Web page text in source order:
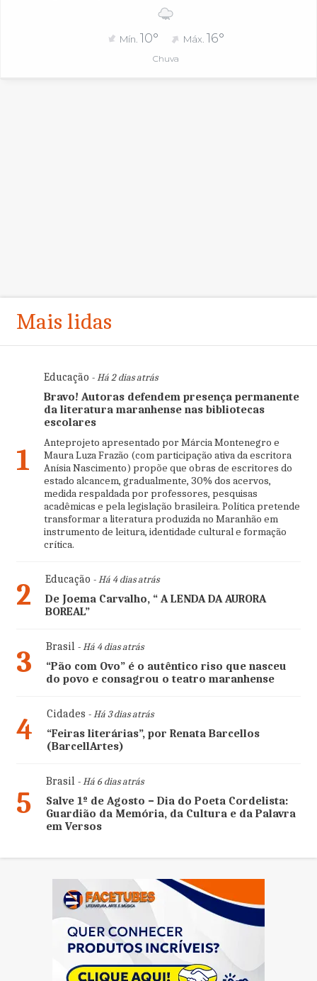
Mín. 10° Máx. 16°
Chuva
Mais lidas
1
Educação - Há 2 dias atrás
Bravo! Autoras defendem presença permanente
da literatura maranhense nas bibliotecas
escolares
Anteprojeto apresentado por Márcia Montenegro e
Maura Luza Frazão (com participação ativa da escritora
Anísia Nascimento) propõe que obras de escritores do
estado alcancem, gradualmente, 30% dos acervos,
medida respaldada por professores, pesquisas
acadêmicas e pela legislação brasileira. Política pretende
transformar a literatura produzida no Maranhão em
instrumento de leitura, identidade cultural e formação
crítica.
2 Educação - Há 4 dias atrás
De Joema Carvalho, “ A LENDA DA AURORA
BOREAL”
3 Brasil- Há 4 dias atrás
“Pão com Ovo” é o autêntico riso que nasceu
do povo e consagrou o teatro maranhense
4 Cidades - Há 3 dias atrás
“Feiras literárias”, por Renata Barcellos
(BarcellArtes)
5
Brasil- Há 6 dias atrás
Salve 1º de Agosto – Dia do Poeta Cordelista:
Guardião da Memória, da Cultura e da Palavra
em Versos